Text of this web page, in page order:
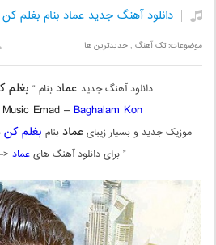
دانلود آهنگ جدید عماد بنام بغلم کن
موضوعات:تک آهنگ ,جدیدترین ها
دانلود آهنگ جدید عماد بنام “
Emad –Baghalam Kon
موزیک جدید و بسیار زیبایعماد بنام بغلم کن
” برای دانلود آهنگ هایعماد